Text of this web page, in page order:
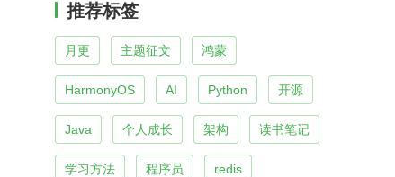
推荐标签
月更 主题征文 鸿蒙
HarmonyOS AI Python 开源
Java 个人成长 架构 读书笔记
学习方法 程序员 redis